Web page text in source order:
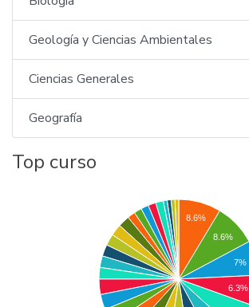
Geología y Ciencias Ambientales
Ciencias Generales
Geografía
Top curso
8.6%
8.6%
7%
6.3%